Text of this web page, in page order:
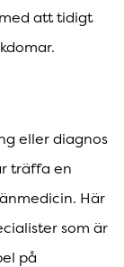
att tidigt
eller diagnos
träffa en
Här
som är
på